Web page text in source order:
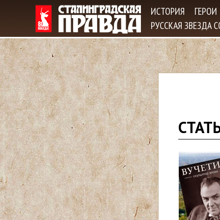
ИСТОРИЯ ГЕРОИ
РУССКАЯ ЗВЕЗДА
ы
з
д
е